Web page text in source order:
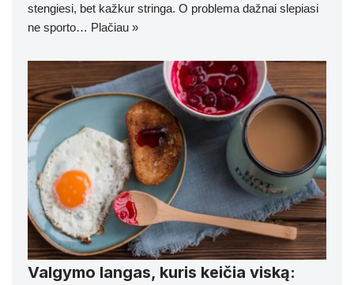
stengiesi, bet kažkur stringa. O problema dažnai slepiasi
ne sporto… Plačiau »
Valgymo langas, kuris keičia viską: